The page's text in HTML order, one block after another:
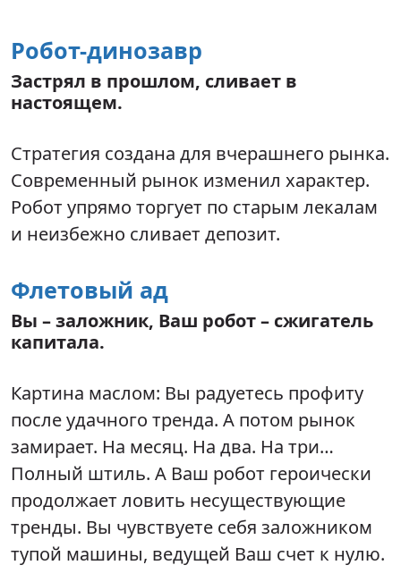
Робот-динозавр
Застрял в прошлом, сливает в
настоящем.
Стратегия создана для вчерашнего рынка.
Современный рынок изменил характер.
Робот упрямо торгует по старым лекалам
и неизбежно сливает депозит.
Флетовый ад
Вы – заложник, Ваш робот – сжигатель
капитала.
Картина маслом: Вы радуетесь профиту
после удачного тренда. А потом рынок
замирает. На месяц. На два. На три…
Полный штиль. А Ваш робот героически
продолжает ловить несуществующие
тренды. Вы чувствуете себя заложником
тупой машины, ведущей Ваш счет к нулю.